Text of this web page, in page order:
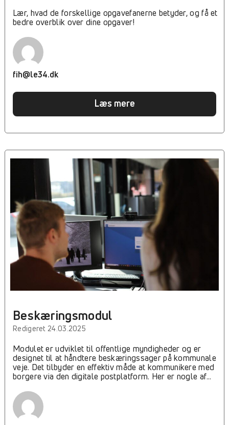
Lær, hvad de forskellige opgavefanerne betyder, og få et
bedre overblik over dine opgaver!
fih@le34.dk
Læs mere
Beskæringsmodul
Redigeret 24.03.2025
Modulet er udviklet til offentlige myndigheder og er
designet til at håndtere beskæringssager på kommunale
veje. Det tilbyder en effektiv måde at kommunikere med
borgere via den digitale postplatform. Her er nogle af
du åbner dialogvinduet, finder modulet automatisk den
nærmeste matrikel baseret på opgavens lokation. Valg
af Matrikel: Du kan vælge en anden matrikel, hvis det er